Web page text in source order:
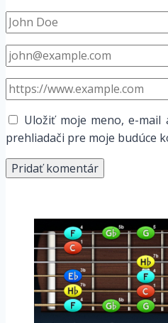
Uložiť moje meno, e-
prehliadači pre moje budúce